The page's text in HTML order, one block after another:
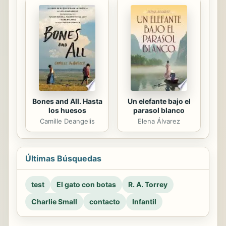
Bones and All. Hasta
los huesos
Camille Deangelis
Un elefante bajo el
parasol blanco
Elena Álvarez
Últimas Búsquedas
test El gato con botas
R. A. Torrey
Charlie Small
contacto Infantil